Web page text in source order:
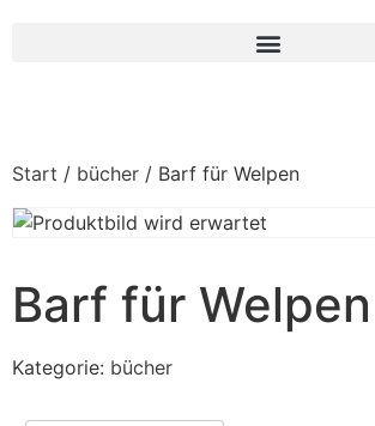
Start / bücher / Barf für Welpen
Barf für Welpen
Kategorie: bücher